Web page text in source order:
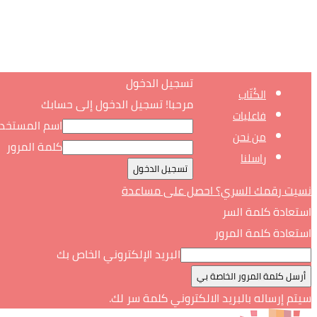
الكُتّاب
فاعليات
من نحن
راسلنا
تسجيل الدخول
مرحبا! تسجيل الدخول إلى حسابك
اسم
كلمة المرور
نسيت رقمك السري؟ احصل على مساعدة
استعادة كلمة السر
استعادة كلمة المرور
البريد الإلكتروني الخاص بك
سيتم إرساله بالبريد الالكتروني كلمة سر لك.